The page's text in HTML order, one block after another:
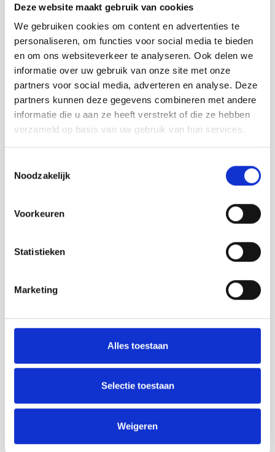
Deze website maakt gebruik van cookies
We gebruiken cookies om content en advertenties te
personaliseren, om functies voor social media te bieden
en om ons websiteverkeer te analyseren. Ook delen we
informatie over uw gebruik van onze site met onze
partners voor social media, adverteren en analyse. Deze
partners kunnen deze gegevens combineren met andere
informatie die u aan ze heeft verstrekt of die ze hebben
verzameld op basis van uw gebruik van hun services.
Noodzakelijk
Voorkeuren
Statistieken
Marketing
Alles toestaan
Selectie toestaan
Weigeren
Restaurant De Tol
0117-491391